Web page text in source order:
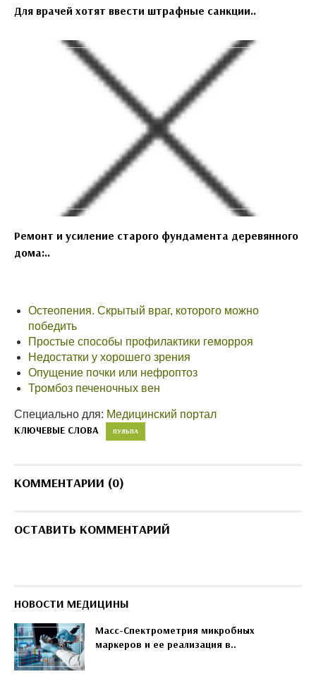
Для врачей хотят ввести штрафные санкции..
Ремонт и усиление старого фундамента деревянного
дома:..
Остеопения. Скрытый враг, которого можно
победить
Простые способы профилактики геморроя
Недостатки у хорошего зрения
Опущение почки или нефроптоз
Тромбоз печеночных вен
Специально для: Медицинский портал
КЛЮЧЕВЫЕ СЛОВА ПУЛЬПА
КОММЕНТАРИИ (0)
ОСТАВИТЬ КОММЕНТАРИЙ
НОВОСТИ МЕДИЦИНЫ
Масс-Спектрометрия микробных
маркеров и ее реализация в..